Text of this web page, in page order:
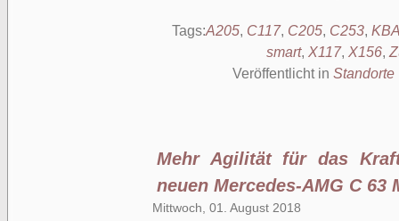
Tags:A205, C117, C205, C253,
smart, X117, X156,
Veröffentlicht in Standorte
Mehr Agilität für das
neuen Mercedes-AMG C 63
Mittwoch, 01. August 2018